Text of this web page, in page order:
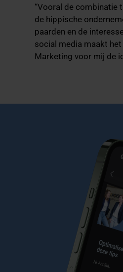
“Vooral de combinatie
de hippische
paarden en de
social media maakt
Marketing voor mij de